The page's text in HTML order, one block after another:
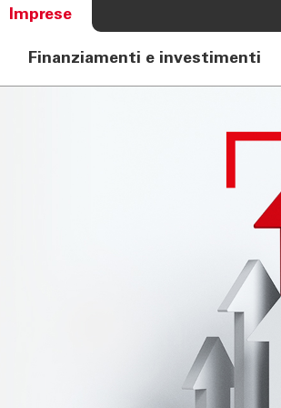
Imprese
Finanziamenti e investimenti